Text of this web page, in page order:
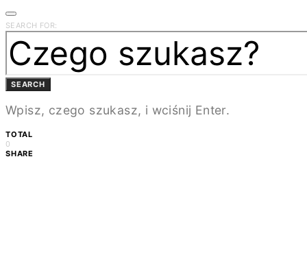
SEARCH FOR:
SEARCH
Wpisz, czego szukasz, i wciśnij Enter.
TOTAL
0
SHARE